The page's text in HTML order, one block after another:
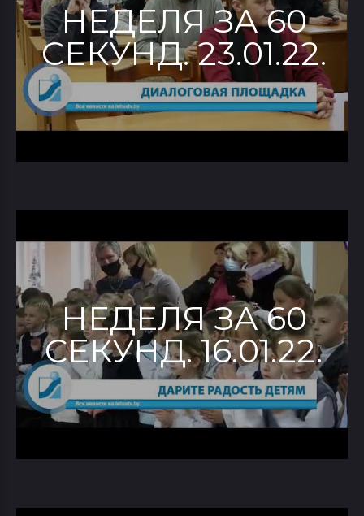
НЕДЕЛЯ ЗА 60
СЕКУНД. 23.01.22.
НЕДЕЛЯ ЗА 60
СЕКУНД. 16.01.22.